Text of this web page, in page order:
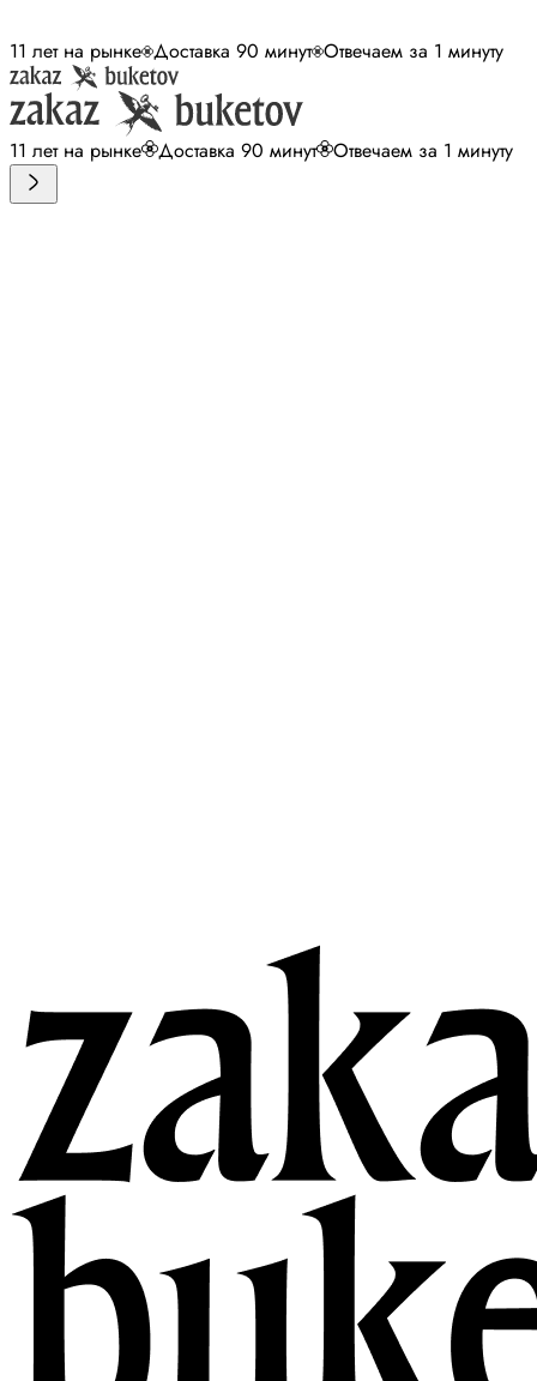
11 лет на рынке Доставка 90 минут Отвечаем за 1 минуту
11 лет на рынке Доставка 90 минут Отвечаем за 1 минуту